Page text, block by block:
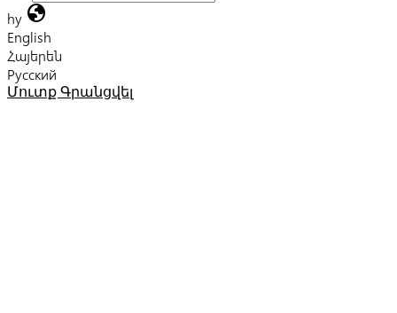
hy globe
English
Հայերեն
Русский
Մուտք Գրանցվել